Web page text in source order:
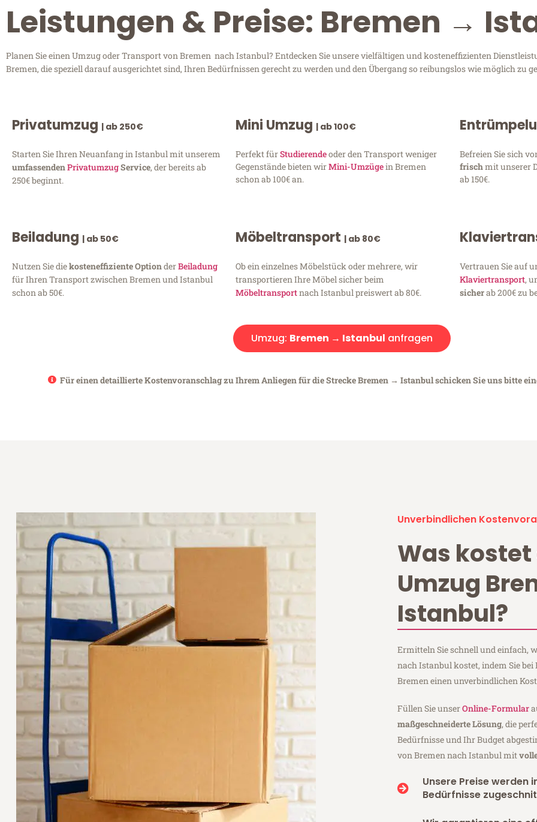
Leistungen & Preise: Bremen →
Planen Sie einen Umzug oder Transport von Bremen nach Istanbul? Entdecken Sie unsere vielfältigen und kosteneffizienten
Bremen, die speziell darauf ausgerichtet sind, Ihren Bedürfnissen gerecht zu werden und den Übergang so reibungslos wie möglich zu
Privatumzug | ab 250€
Starten Sie Ihren Neuanfang in Istanbul mit unserem
umfassendenPrivatumzugService, der bereits ab
250€ beginnt.
Mini Umzug | ab 100€
Perfekt fürStudierendeoder den Transport weniger
Gegenstände bieten wirMini-Umzügein Bremen
schon ab 100€ an.
Befreien Sie sich
frischmit unserer
ab 150€.
Beiladung | ab 50€
Nutzen Sie diekosteneffiziente OptionderBeiladung
für Ihren Transport zwischen Bremen und Istanbul
schon ab 50€.
Möbeltransport | ab 80€
Ob ein einzelnes Möbelstück oder mehrere, wir
transportieren Ihre Möbel sicher beim
Möbeltransportnach Istanbul preiswert ab 80€.
Vertrauen Sie auf
Klaviertransport,
sicherab 200€ zu
Umzug: Bremen → Istanbul anfragen
Für einen detaillierte Kostenvoranschlag zu Ihrem Anliegen für die Strecke Bremen → Istanbul schicken Sie uns bitte
Unverbindlichen
Was kostet
Umzug
Istanbul?
Ermitteln Sie schnell und einfach,
nach Istanbul kostet, indem Sie
Bremen einen unverbindlichen
Füllen Sie unserOnline-Formular
maßgeschneiderte Lösung, die
Bedürfnisse und Ihr Budget
von Bremen nach Istanbul mit
Unsere Preise werden
Bedürfnisse